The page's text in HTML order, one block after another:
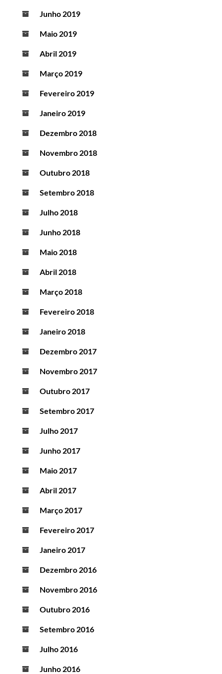
Junho 2019
Maio 2019
Abril 2019
Março 2019
Fevereiro 2019
Janeiro 2019
Dezembro 2018
Novembro 2018
Outubro 2018
Setembro 2018
Julho 2018
Junho 2018
Maio 2018
Abril 2018
Março 2018
Fevereiro 2018
Janeiro 2018
Dezembro 2017
Novembro 2017
Outubro 2017
Setembro 2017
Julho 2017
Junho 2017
Maio 2017
Abril 2017
Março 2017
Fevereiro 2017
Janeiro 2017
Dezembro 2016
Novembro 2016
Outubro 2016
Setembro 2016
Julho 2016
Junho 2016